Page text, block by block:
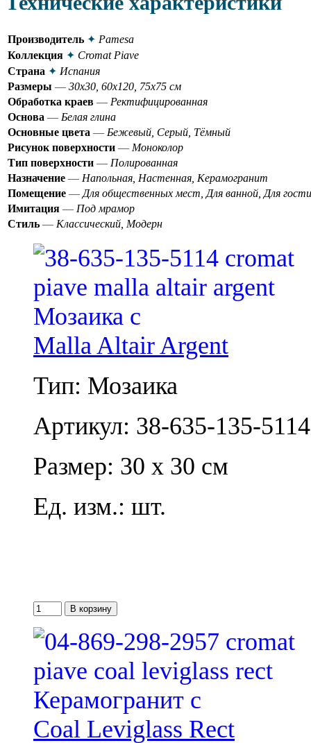
Производитель ✦ Pamesa
Коллекция ✦ Cromat Piave
Страна ✦ Испания
Размеры — 30x30, 60x120, 75x75 см
Обработка краев — Ректифицированная
Основа — Белая глина
Основные цвета — Бежевый, Серый, Тёмный
Рисунок поверхности — Моноколор
Тип поверхности — Полированная
Назначение — Напольная, Настенная, Керамогранит
Помещение — Для общественных мест, Для ванной, Для
Имитация — Под мрамор
Стиль — Классический, Модерн
Malla Altair Argent
Тип: Мозаика
Артикул: 38-635-135-5114
Размер: 30 x 30 см
Ед. изм.: шт.
Coal Leviglass Rect